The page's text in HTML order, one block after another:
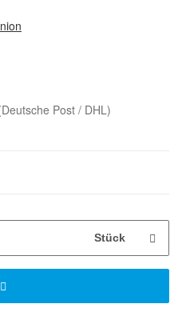
Post / DHL)
Stück